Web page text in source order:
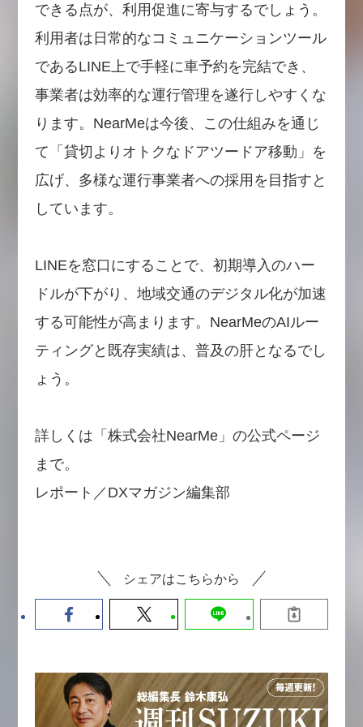
できる点が、利用促進に寄与するでしょう。
利用者は日常的なコミュニケーションツール
であるLINE上で手軽に車予約を完結でき、
事業者は効率的な運行管理を遂行しやすくな
ります。NearMeは今後、この仕組みを通じ
て「貸切よりオトクなドアツードア移動」を
広げ、多様な運行事業者への採用を目指すと
しています。
LINEを窓口にすることで、初期導入のハー
ドルが下がり、地域交通のデジタル化が加速
する可能性が高まります。NearMeのAIルー
ティングと既存実績は、普及の肝となるでし
ょう。
詳しくは「株式会社NearMe」の公式ページ
まで。
レポート／DXマガジン編集部
シェアはこちらから